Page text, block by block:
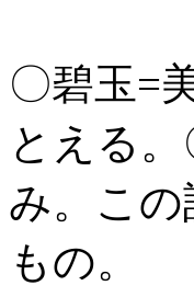
〇碧玉=
とえる
み。こ
もの。